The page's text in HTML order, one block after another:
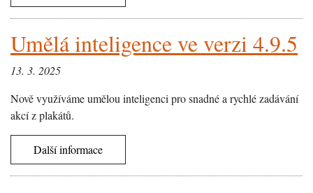
Umělá inteligence ve verzi 4.9.5
13. 3. 2025
Nově využíváme umělou inteligenci pro snadné a rychlé zadávání
akcí z plakátů.
Další informace